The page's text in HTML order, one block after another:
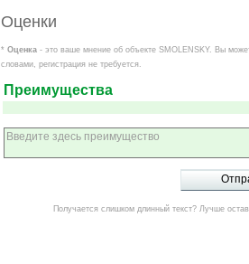
Оценки
* Оценка - это ваше мнение об объекте SMOLENSKY. Вы
словами, регистрация не требуется.
Преимущества
Получается слишком длинный текст? Лучше